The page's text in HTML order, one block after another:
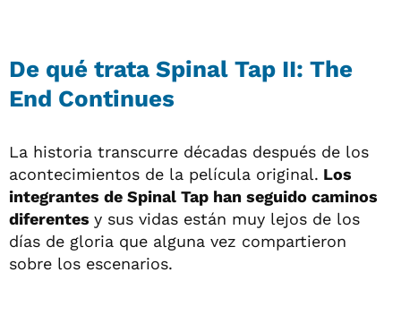
De qué trata Spinal Tap II: The
End Continues
La historia transcurre décadas después de los
acontecimientos de la película original. Los
integrantes de Spinal Tap han seguido caminos
diferentes y sus vidas están muy lejos de los
días de gloria que alguna vez compartieron
sobre los escenarios.